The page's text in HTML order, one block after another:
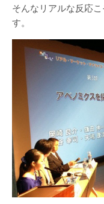
そんなリアルな反応
す。